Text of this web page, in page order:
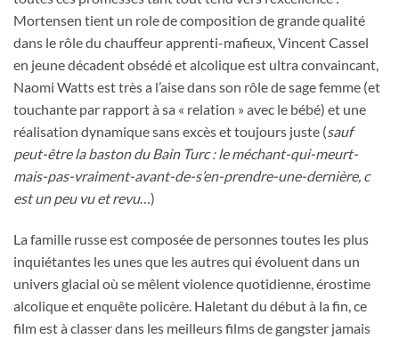
Mortensen tient un role de composition de grande qualité
dans le rôle du chauffeur apprenti-mafieux, Vincent Cassel
en jeune décadent obsédé et alcolique est ultra convaincant,
Naomi Watts est très a l’aise dans son rôle de sage femme (et
touchante par rapport à sa « relation » avec le bébé) et une
réalisation dynamique sans excès et toujours juste (sauf
peut-être la baston du Bain Turc : le méchant-qui-meurt-
mais-pas-vraiment-avant-de-s’en-prendre-une-dernière, c
est un peu vu et revu…)
La famille russe est composée de personnes toutes les plus
inquiétantes les unes que les autres qui évoluent dans un
univers glacial où se mêlent violence quotidienne, érostime
alcolique et enquête policère. Haletant du début à la fin, ce
film est à classer dans les meilleurs films de gangster jamais